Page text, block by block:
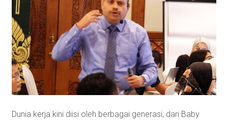
Dunia kerja kini diisi oleh berbagai generasi, dari Baby